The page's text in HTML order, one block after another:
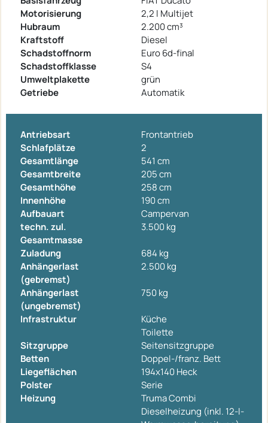
Motorisierung
2,2 l Multijet
Hubraum
2.200 cm³
Kraftstoff
Diesel
Schadstoffnorm
Euro 6d-final
Schadstoffklasse
S4
Umweltplakette
grün
Getriebe
Automatik
Antriebsart
Frontantrieb
Schlafplätze
2
Gesamtlänge
541 cm
Gesamtbreite
205 cm
Gesamthöhe
258 cm
Innenhöhe
190 cm
Aufbauart
Campervan
techn. zul.
Gesamtmasse
3.500 kg
Zuladung
684 kg
Anhängerlast
(gebremst)
2.500 kg
Anhängerlast
(ungebremst)
750 kg
Infrastruktur
Küche
Toilette
Sitzgruppe
Seitensitzgruppe
Betten
Doppel-/franz. Bett
Liegeflächen
194x140 Heck
Polster
Serie
Heizung
Truma Combi
Dieselheizung (inkl. 12-l-